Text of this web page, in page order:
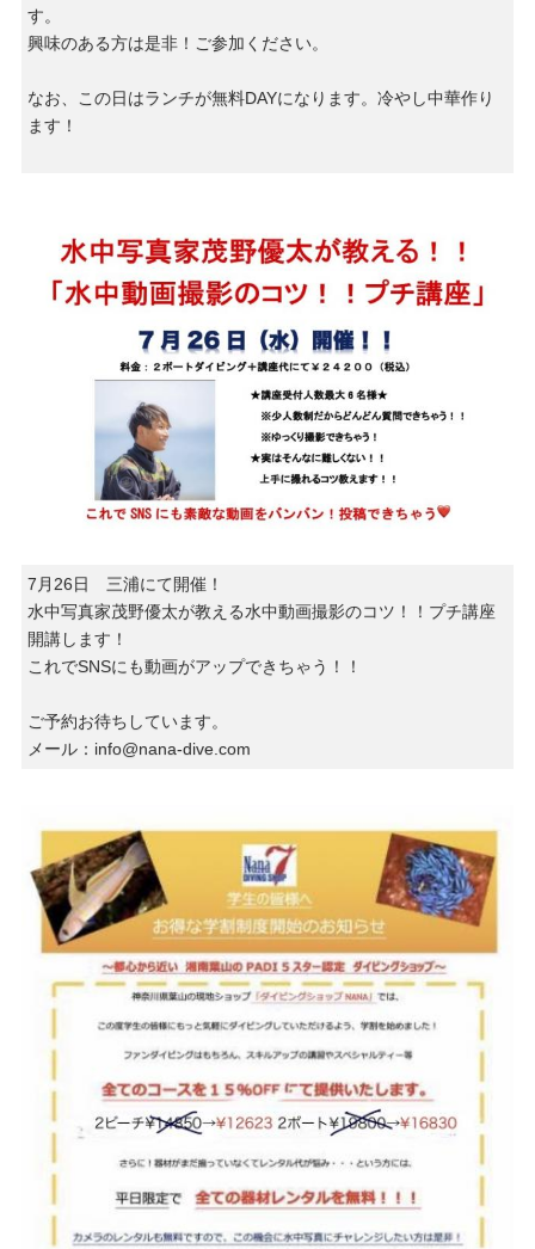
す。
興味のある方は是非！ご参加ください。
なお、この日はランチが無料DAYになります。冷やし中華作り
ます！
7月26日 三浦にて開催！
水中写真家茂野優太が教える水中動画撮影のコツ！！プチ講座
開講します！
これでSNSにも動画がアップできちゃう！！
ご予約お待ちしています。
メール：info@nana-dive.com